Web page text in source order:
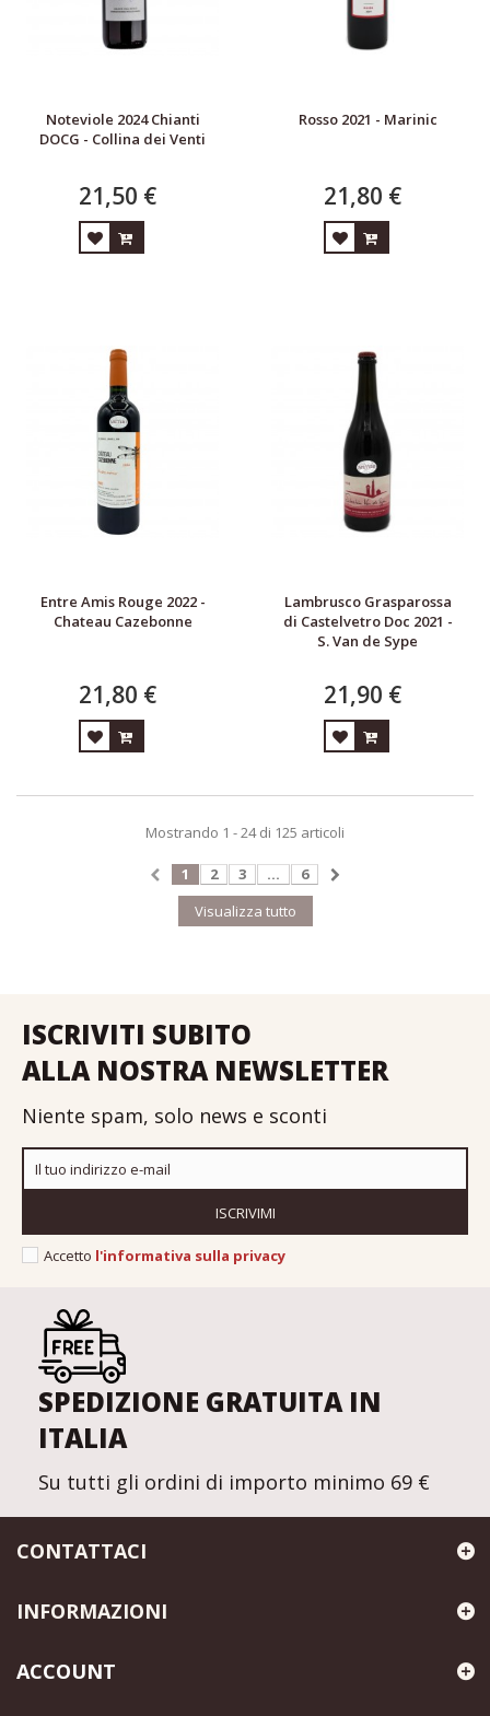
Noteviole 2024 Chianti
DOCG - Collina dei Venti
21,50 €
Rosso 2021 - Marinic
21,80 €
Entre Amis Rouge 2022 -
Chateau Cazebonne
21,80 €
Lambrusco Grasparossa
di Castelvetro Doc 2021 -
S. Van de Sype
21,90 €
Mostrando 1 - 24 di 125 articoli
1 2 3 ...
6
Visualizza tutto
ISCRIVITI SUBITO
ALLA NOSTRA NEWSLETTER
Niente spam, solo news e sconti
ISCRIVIMI
Accetto l'informativa sulla privacy
SPEDIZIONE GRATUITA IN
ITALIA
Su tutti gli ordini di importo minimo 69 €
CONTATTACI
INFORMAZIONI
ACCOUNT